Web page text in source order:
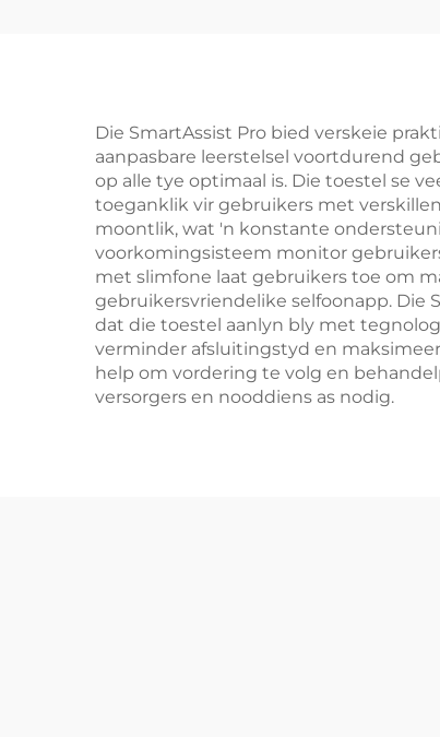
Die SmartAssist Pro bied verskeie
aanpasbare leerstelsel voortdurend
op alle tye optimaal is. Die toestel se
toeganklik vir gebruikers met
moontlik, wat 'n konstante
voorkomingsisteem monitor
met slimfone laat gebruikers toe om
gebruikersvriendelike selfoonapp. Die
dat die toestel aanlyn bly met
verminder afsluitingstyd en
help om vordering te volg en
versorgers en nooddiens as nodig.